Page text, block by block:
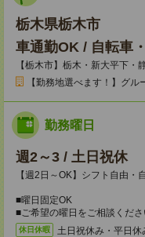
栃木県栃木市
車通勤OK / 自転車
【栃木市】栃木・新大平下・
【勤務地選べます！】グル
勤務曜日
週2～3 / 土日祝休
【週2日～OK】シフト自由・
■曜日固定OK
■ご希望の曜日をご相談くださ
休日休暇 土日祝休み・平日休